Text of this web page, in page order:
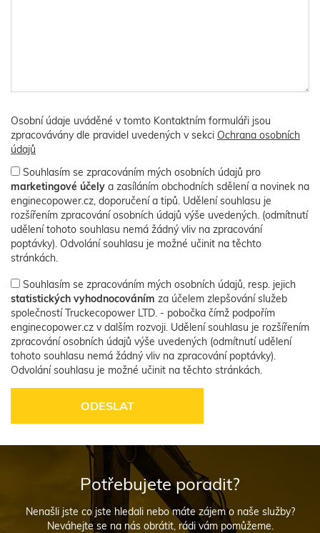
Osobní údaje uváděné v tomto Kontaktním formuláři jsou
zpracovávány dle pravidel uvedených v sekci Ochrana osobních
údajů
Souhlasím se zpracováním mých osobních údajů pro
marketingové účely a zasíláním obchodních sdělení a novinek na
enginecopower.cz, doporučení a tipů. Udělení souhlasu je
rozšířením zpracování osobních údajů výše uvedených. (odmítnutí
udělení tohoto souhlasu nemá žádný vliv na zpracování
poptávky). Odvolání souhlasu je možné učinit na těchto
stránkách.
Souhlasím se zpracováním mých osobních údajů, resp. jejich
statistických vyhodnocováním za účelem zlepšování služeb
společností Truckecopower LTD. - pobočka čímž podpořím
enginecopower.cz v dalším rozvoji. Udělení souhlasu je rozšířením
zpracování osobních údajů výše uvedených (odmítnutí udělení
tohoto souhlasu nemá žádný vliv na zpracování poptávky).
Odvolání souhlasu je možné učinit na těchto stránkách.
Potřebujete poradit?
Nenašli jste co jste hledali nebo máte zájem o naše služby?
Neváhejte se na nás obrátit, rádi vám pomůžeme.